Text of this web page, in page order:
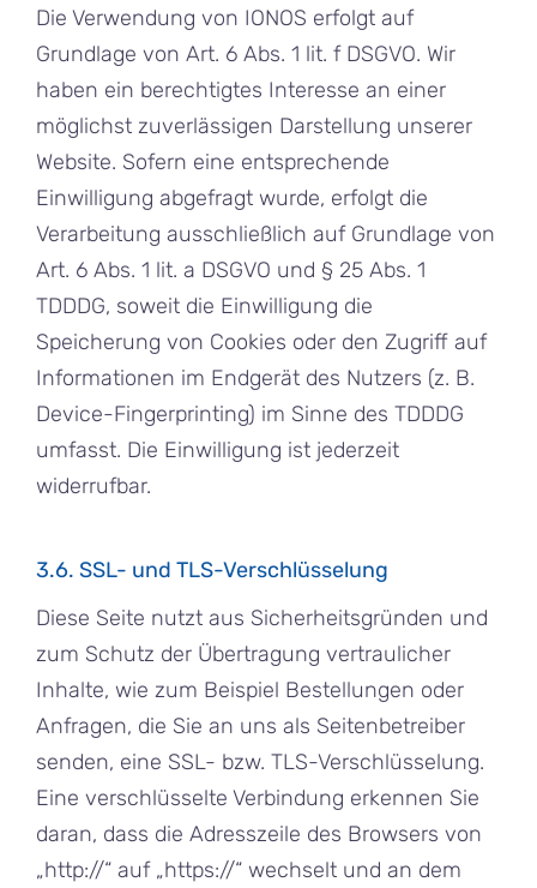
Die Verwendung von IONOS erfolgt auf
Grundlage von Art. 6 Abs. 1 lit. f DSGVO. Wir
haben ein berechtigtes Interesse an einer
möglichst zuverlässigen Darstellung unserer
Website. Sofern eine entsprechende
Einwilligung abgefragt wurde, erfolgt die
Verarbeitung ausschließlich auf Grundlage von
Art. 6 Abs. 1 lit. a DSGVO und § 25 Abs. 1
TDDDG, soweit die Einwilligung die
Speicherung von Cookies oder den Zugriff auf
Informationen im Endgerät des Nutzers (z. B.
Device-Fingerprinting) im Sinne des TDDDG
umfasst. Die Einwilligung ist jederzeit
widerrufbar.
3.6. SSL- und TLS-Verschlüsselung
Diese Seite nutzt aus Sicherheitsgründen und
zum Schutz der Übertragung vertraulicher
Inhalte, wie zum Beispiel Bestellungen oder
Anfragen, die Sie an uns als Seitenbetreiber
senden, eine SSL- bzw. TLS-Verschlüsselung.
Eine verschlüsselte Verbindung erkennen Sie
daran, dass die Adresszeile des Browsers von
„http://“ auf „https://“ wechselt und an dem